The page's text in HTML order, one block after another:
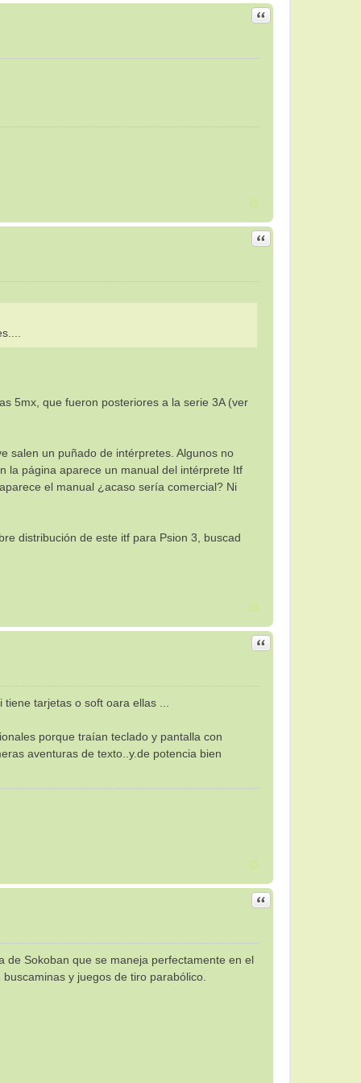
Citar
Citar
5mx, que fueron posteriores a la serie 3A (ver
salen un puñado de intérpretes. Algunos no
la página aparece un manual del intérprete Itf
el manual ¿acaso sería comercial? Ni
distribución de este itf para Psion 3, buscad
Citar
tarjetas o soft oara ellas ...
porque traían teclado y pantalla con
aventuras de texto..y.de potencia bien
Citar
de Sokoban que se maneja perfectamente en el
y juegos de tiro parabólico.